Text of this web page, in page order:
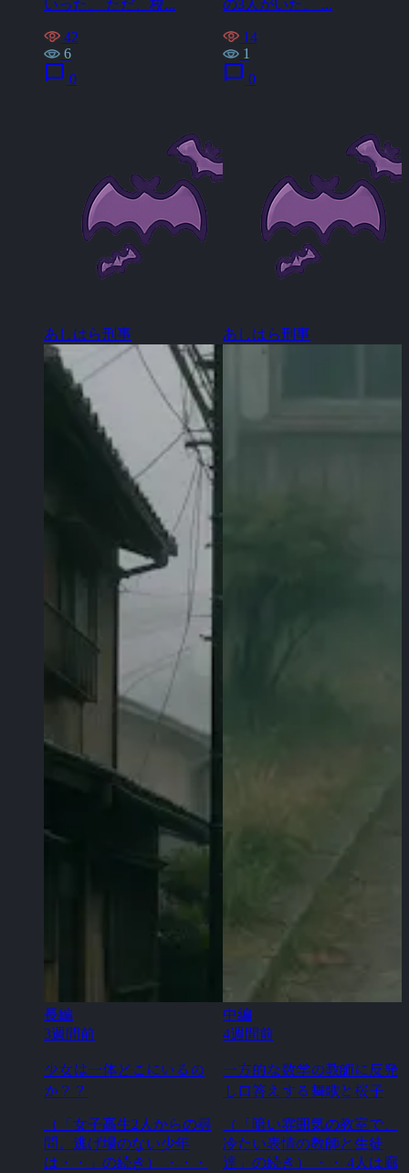
いった。 ただ、校...
42
6
chat_bubble 0
あしはら刑事
の3人がいた。 ...
14
1
chat_bubble 0
あしはら刑事
長編
3週間前
少女は一体どこにいるの
か？？
（「女子高生2人からの尋
問。逃げ場のない少年
は・・」の続き） ・・・
中編
4週間前
一方的な数学の教師に反発
し口答えする舞歌と桜子
（「暗い雰囲気の教室で、
冷たい表情の教師と生徒
達」の続き） ・・ 4人は廊